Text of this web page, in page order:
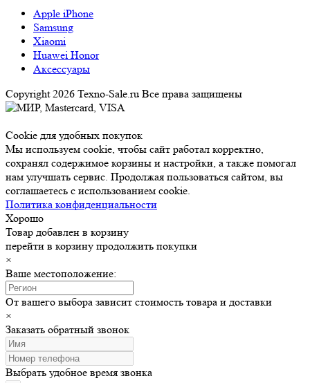
Apple iPhone
Samsung
Xiaomi
Huawei Honor
Аксессуары
Copyright 2026 Texno-Sale.ru Все права защищены
Cookie для удобных покупок
Мы используем cookie, чтобы сайт работал корректно,
сохранял содержимое корзины и настройки, а также помогал
нам улучшать сервис. Продолжая пользоваться сайтом, вы
соглашаетесь с использованием cookie.
Политика конфиденциальности
Хорошо
Товар добавлен в корзину
перейти в корзину продолжить покупки
×
Ваше местоположение:
От вашего выбора зависит стоимость товара и доставки
×
Заказать обратный звонок
Выбрать удобное время звонка